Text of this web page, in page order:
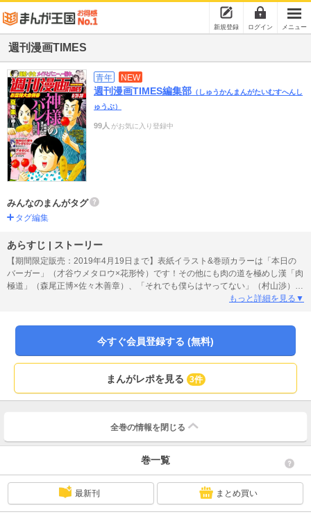
新規登録 ログイン メニュー
週刊漫画TIMES
青年 NEW
週刊漫画TIMES編集部 （しゅうかんまんがたいむすへんし
ゅうぶ）
99人 がお気に入り登録中
みんなのまんがタグ
タグ編集
あらすじ | ストーリー
【期間限定販売：2019年4月19日まで】表紙イラスト&巻頭カラーは「本日の
バーガー」（才谷ウメタロウ×花形怜）です！その他にも肉の道を極めし漢「肉
極道」（森尾正博×佐々木善章）、「それでも僕らはヤってない」（村山渉）、
「サキちゃんは今夜もぺこぺこ」（みこくのほまれ）と見逃せないラインナッ
もっと詳細を見る▼
今すぐ会員登録する (無料)
まんがレポを見る 3件
全巻の情報を 閉じる
巻一覧
最新刊 まとめ買い